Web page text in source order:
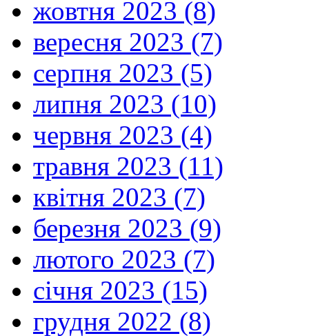
жовтня 2023 (8)
вересня 2023 (7)
серпня 2023 (5)
липня 2023 (10)
червня 2023 (4)
травня 2023 (11)
квітня 2023 (7)
березня 2023 (9)
лютого 2023 (7)
січня 2023 (15)
грудня 2022 (8)